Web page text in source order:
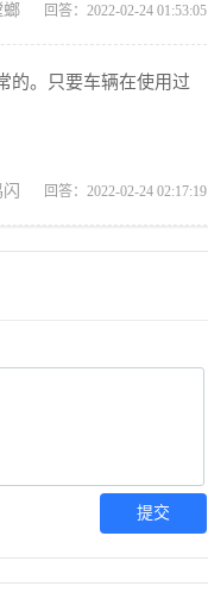
螂 回答：2022-02-24 01:53:05
的。只要车辆在使用过
回答：2022-02-24 02:17:19
提交